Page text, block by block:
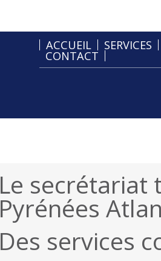
ACCUEIL SERVICES
CONTACT
Le secrétariat
Pyrénées
Des services